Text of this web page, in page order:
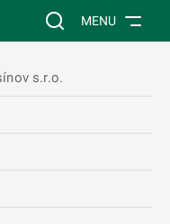
Vyhledávání na
MENU
s.r.o.